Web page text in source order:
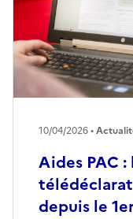
Aides PAC
depuis le
10/04/2026 •